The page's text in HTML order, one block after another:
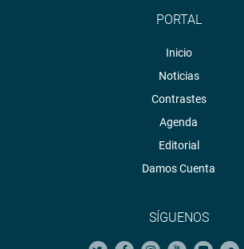
PORTAL
Inicio
Noticias
Contrastes
Agenda
Editorial
Damos Cuenta
SÍGUENOS